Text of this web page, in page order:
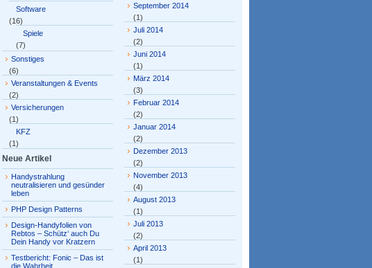
Software
(16)
Spiele
(7)
Sonstiges
(6)
Veranstaltungen & Events
(2)
Versicherungen
(1)
KFZ
(1)
Neue Artikel
Handystrahlung
neutralisieren und gesünder
leben
PHP Design Patterns
Design-Handyfolien von
Rebtos – Schütz‘ auch Du
Dein Handy vor Kratzern
Testbericht: Fonic – Das ist
die Wahrheit
September 2014
(1)
Juli 2014
(2)
Juni 2014
(1)
März 2014
(3)
Februar 2014
(2)
Januar 2014
(2)
Dezember 2013
(2)
November 2013
(4)
August 2013
(1)
Juli 2013
(2)
April 2013
(1)